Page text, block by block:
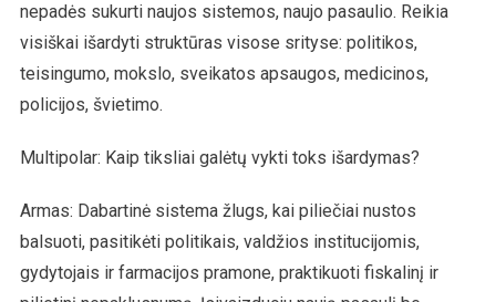
nepadės sukurti naujos sistemos, naujo pasaulio. Reikia
visiškai išardyti struktūras visose srityse: politikos,
teisingumo, mokslo, sveikatos apsaugos, medicinos,
policijos, švietimo.
Multipolar: Kaip tiksliai galėtų vykti toks išardymas?
Armas: Dabartinė sistema žlugs, kai piliečiai nustos
balsuoti, pasitikėti politikais, valdžios institucijomis,
gydytojais ir farmacijos pramone, praktikuoti fiskalinį ir